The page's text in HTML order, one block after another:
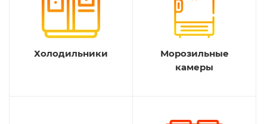
Холодильники
Морозильные
камеры